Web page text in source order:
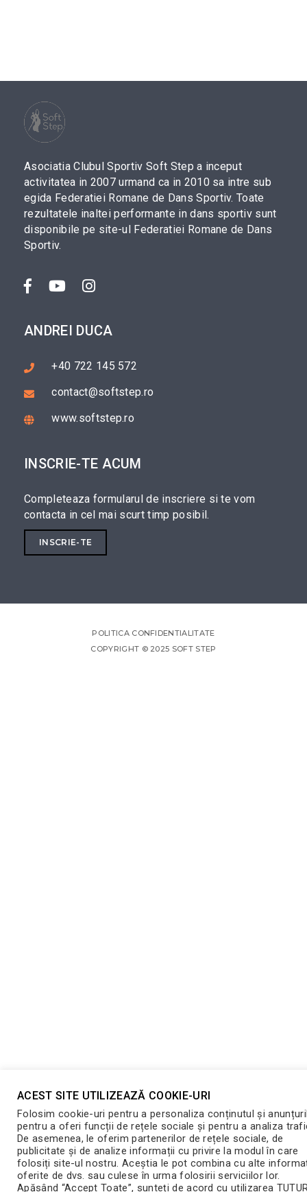
Asociatia Clubul Sportiv Soft Step a inceput
activitatea in 2007 urmand ca in 2010 sa intre sub
egida Federatiei Romane de Dans Sportiv. Toate
rezultatele inaltei performante in dans sportiv sunt
disponibile pe site-ul Federatiei Romane de Dans
Sportiv.
ANDREI DUCA
+40 722 145 572
contact@softstep.ro
www.softstep.ro
INSCRIE-TE ACUM
Completeaza formularul de inscriere si te vom
contacta in cel mai scurt timp posibil.
INSCRIE-TE
POLITICA CONFIDENTIALITATE
COPYRIGHT © 2025 SOFT STEP
ACEST SITE UTILIZEAZĂ COOKIE-URI
Folosim cookie-uri pentru a personaliza conținutul și
pentru a oferi funcții de rețele sociale și pentru a analiza
De asemenea, le oferim partenerilor de rețele sociale, de
publicitate și de analize informații cu privire la modul în care
folosiți site-ul nostru. Aceștia le pot combina cu alte
oferite de dvs. sau culese în urma folosirii serviciilor lor.
Apăsând “Accept Toate”, sunteți de acord cu utilizarea